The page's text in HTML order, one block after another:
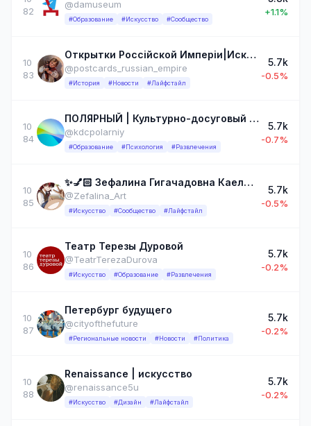
82
@damuseum
#Образование #Искусство #Сообщество
+1.1%
10
83
Открытки Россійской Имперіи|Искусство
@postcards_russian_empire
#История #Новости #Лайфстайл
5.7k
-0.5%
10
84
ПОЛЯРНЫЙ | Культурно-досуговый центр
@kdcpolarniy
#Образование #Психология #Развлечения
5.7k
-0.7%
10
85
✨💅🏻 Зефалина Гигачадовна Каелюковна💅✨ 18+
@Zefalina_Art
#Искусство #Сообщество #Лайфстайл
5.7k
-0.5%
10
86
Театр Терезы Дуровой
@TeatrTerezaDurova
#Искусство #Образование #Развлечения
5.7k
-0.2%
10
87
Петербург будущего
@cityofthefuture
#Региональные новости #Новости #Политика
5.7k
-0.2%
10
88
Renaissance | искусство
@renaissance5u
#Искусство #Дизайн #Лайфстайл
5.7k
-0.2%